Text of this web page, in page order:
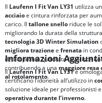
Il Laufenn I Fit Van LY31 utilizza
acciaioe cintura rinforzata per
carico. Il tallone snello riduce le
migliorando la durata della
tecnologia3D Winter Simulation
miglioratrazionee frenata in
dell’impronta quadrata favorisce
contribuendo a una maggiore resa
al rotolamento.
Informazioni
IlLaufenn I Fit Van LY31è
certificano l’idoneità all’utilizzo in
soluzione ideale per professionisti
operativa durante l’inverno.